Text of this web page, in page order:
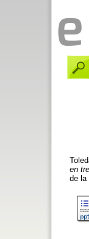
en
de la